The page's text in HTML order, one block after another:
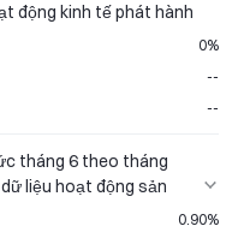
động kinh tế phát hành
0%
--
--
tháng 6 theo tháng
liệu hoạt động sản
0.90%